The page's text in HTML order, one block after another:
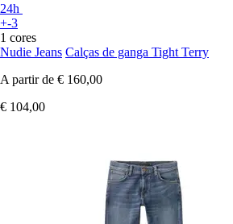
24h
+-3
1 cores
Nudie Jeans Calças de ganga Tight Terry
A partir de € 160,00
€ 104,00